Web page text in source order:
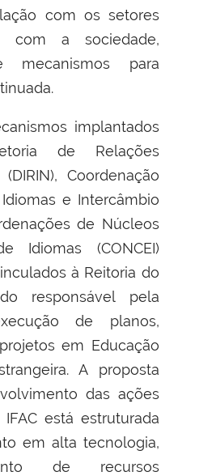
com os setores
com a sociedade,
mecanismos para
implantados
de Relações
Coordenação
e Intercâmbio
de Núcleos
Idiomas (CONCEI)
à Reitoria do
responsável pela
de planos,
em Educação
A proposta
das ações
está estruturada
em alta tecnologia,
de recursos